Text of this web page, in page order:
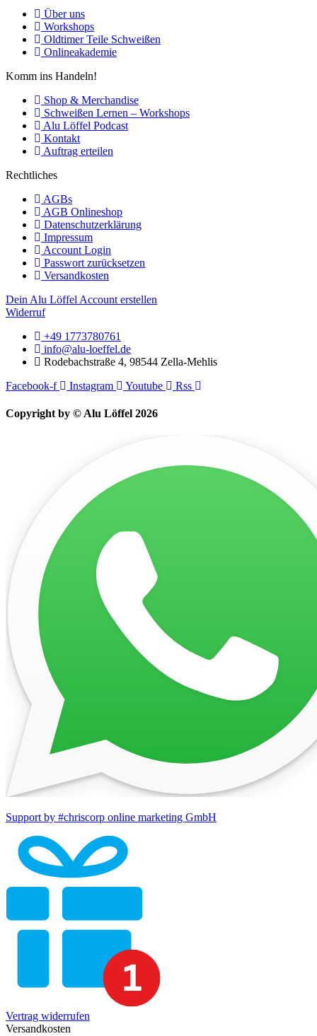
Über uns
Workshops
Oldtimer Teile Schweißen
Onlineakademie
Komm ins Handeln!
Shop & Merchandise
Schweißen Lernen – Workshops
Alu Löffel Podcast
Kontakt
Auftrag erteilen
Rechtliches
AGBs
AGB Onlineshop
Datenschutzerklärung
Impressum
Account Login
Passwort zurücksetzen
Versandkosten
Dein Alu Löffel Account erstellen
Widerruf
+49 1773780761
info@alu-loeffel.de
Rodebachstraße 4, 98544 Zella-Mehlis
Facebook-f
Instagram Youtube Rss
Copyright by © Alu Löffel 2026
Support by #chriscorp online marketing GmbH
Vertrag widerrufen
Versandkosten